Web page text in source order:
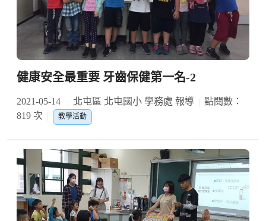
健康安全最重要 牙齒保健第一名-2
2021-05-14 北屯區 北屯國小 學務處 報導
點閱數：
819 次
教學活動